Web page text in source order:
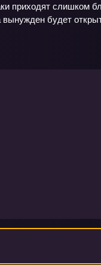
приходят слишком
будет